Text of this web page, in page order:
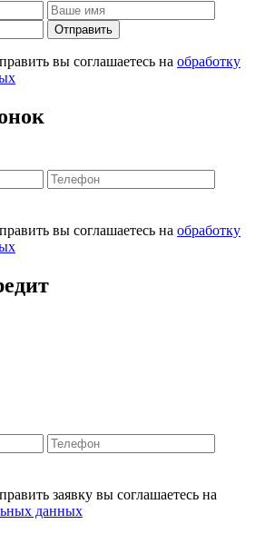
Отправить
вы соглашаетесь на обработку
вы соглашаетесь на обработку
заявку вы соглашаетесь на
данных